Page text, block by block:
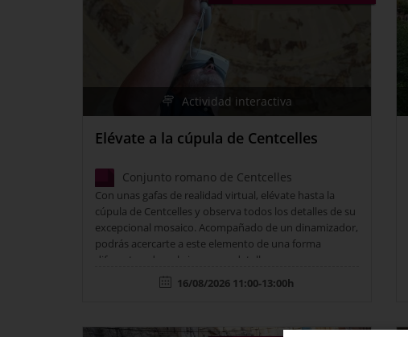
Actividad interactiva
Elévate a la cúpula de Centcelles
Conjunto romano de Centcelles
Con unas gafas de realidad virtual, elévate hasta la
cúpula de Centcelles y observa todos los detalles de su
excepcional mosaico. Acompañado de un dinamizador,
podrás acercarte a este elemento de una forma
diferente y descubrir nuevos detalles.
16/08/2026 11:00-13:00h